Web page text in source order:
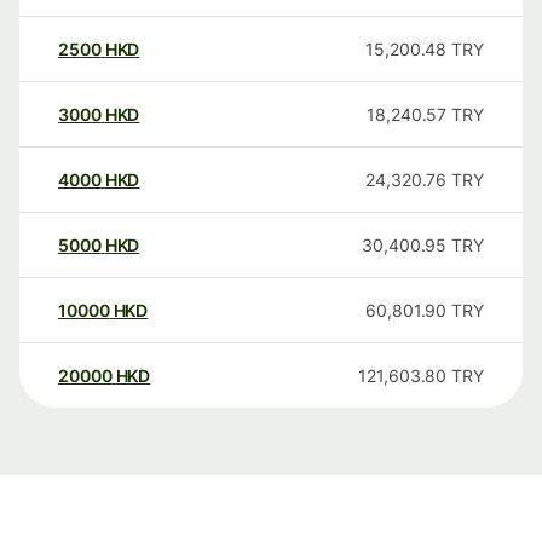
2500 HKD 15,200.48 TRY
3000 HKD 18,240.57 TRY
4000 HKD 24,320.76 TRY
5000 HKD 30,400.95 TRY
10000 HKD 60,801.90 TRY
20000 HKD 121,603.80 TRY